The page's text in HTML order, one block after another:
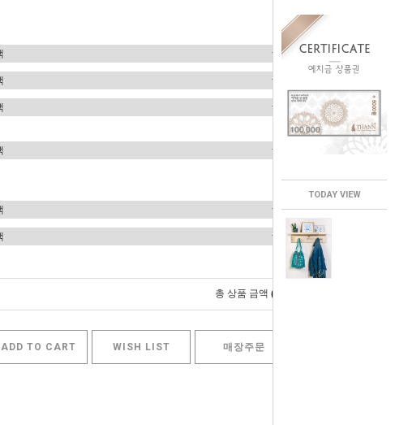
TODAY VIEW
총 상품 금액 0
ADD TO CART WISH LIST 매장주문